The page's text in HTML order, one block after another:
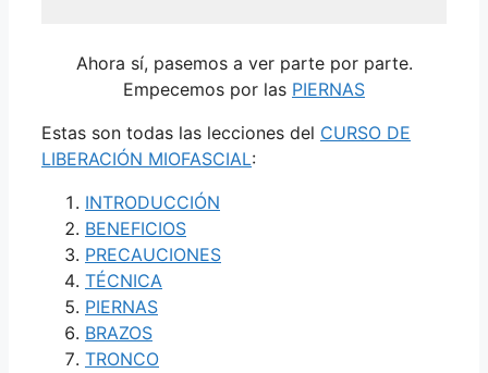
Ahora sí, pasemos a ver parte por parte.
Empecemos por las PIERNAS
Estas son todas las lecciones del CURSO DE
LIBERACIÓN MIOFASCIAL:
INTRODUCCIÓN
BENEFICIOS
PRECAUCIONES
TÉCNICA
PIERNAS
BRAZOS
TRONCO